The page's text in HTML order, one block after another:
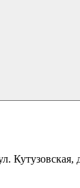
Кутузовская,